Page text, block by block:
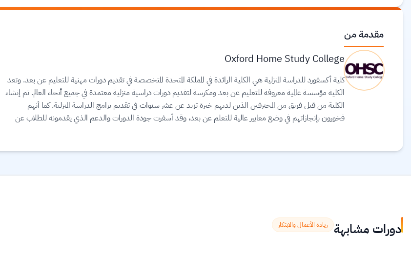
مقدمة من
Oxford Home Study College
كلية أكسفورد للدراسة المنزلية هي الكلية الرائدة في المملكة المتحدة المتخصصة في تقديم دورات مهنية للتعليم عن بعد. وتعد
الكلية مؤسسة عالمية معروفة للتعليم عن بعد ومكرسة لتقديم دورات دراسية منزلية معتمدة في جميع أنحاء العالم. تم إنشاء
الكلية من قبل فريق من المحترفين الذين لديهم خبرة تزيد عن عشر سنوات في تقديم برامج الدراسة المنزلية. كما أنهم
فخورون بإنجازاتهم في وضع معايير عالية للتعلم عن بعد، وقد أسفرت جودة الدورات والدعم الذي يقدمونه للطلاب عن
دورات مشابهة ريادة الأعمال والابتكار